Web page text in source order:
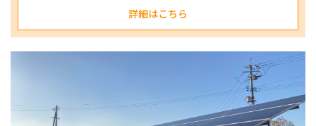
詳細はこちら